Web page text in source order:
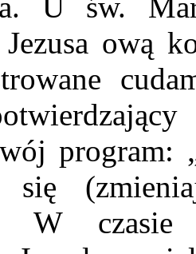
U św.
Jezusa ową
program:
się
W czasie